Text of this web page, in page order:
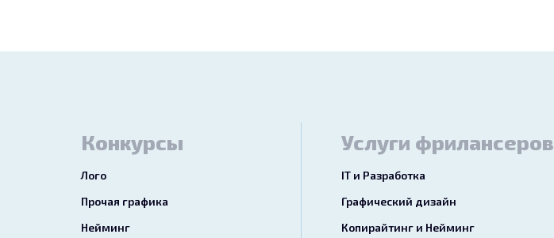
Конкурсы
Лого
Прочая графика
Нейминг
Услуги фрилансеров
IT и Разработка
Графический дизайн
Копирайтинг и Нейминг